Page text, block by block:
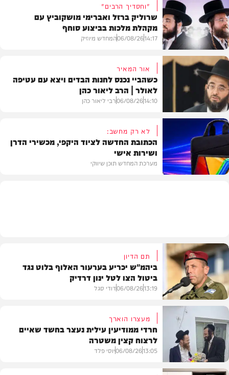
סינגלים
"וחסדיך הרבים"
שרוליק ברזל ואברימי מושקוביץ עם
מקהלת מלכות בביצוע סוחף
14:17
06/08/26המחדש מיוזיק
וידאו
אור המאיר
כשהביי נכנס לחנות הבדים ויצא עם עטיפה
לאולר | הרב ליאור כהן
14:10
06/08/26רבי ליאור כהן
לא רק מחשב:
הכתובת החדשה לציוד היקפי, מכשירי הדרן
ושירות אישי
מערכת המחדש תוכן שיווקי
משפט
תם הדיון
ביהמ"ש יכריע בערעור האלוף בלוט נגד
ביטול הצו לטל ינון דרדיק
13:19
06/08/26דודי סגל
מעצרו הוארך
חרדי ממודיעין עילית נעצר בחשד שאיים
לרצוח קצין משטרה
13:05
06/08/26יוסי פלד